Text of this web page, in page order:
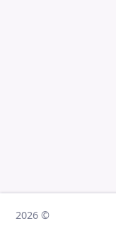
2026 ©
2026 ©